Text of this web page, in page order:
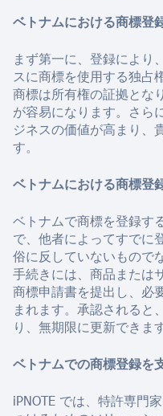
ベトナムにおける商標登
まず第一に、登録により
スに商標を使用する独占
商標は所有権の証拠とな
が容易になります。さら
ジネスの価値が高まり、
す。
ベトナムにおける商標登
ベトナムで商標を登録す
で、他者によってすでに
俗に反していないもので
手続きには、商品または
商標申請書を提出し、必
まれます。承認されると
り、無期限に更新できます
ベトナムでの商標登録を
iPNOTE では、特許専門